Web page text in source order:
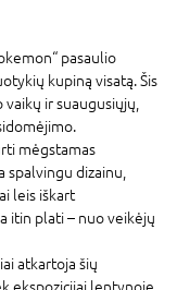
pasaulio
kupiną visatą. Šis
ir suaugusiųjų,
mėgstamas
spalvingu dizainu,
leis iškart
itin plati – nuo veikėjų
atkartoja šių
ekspozicijai lentynoje,